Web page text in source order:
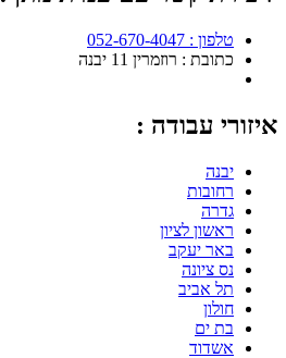
טלפון : 052-670-4047
כתובת : רוזמרין 11 יבנה
איזורי עבודה :
יבנה
רחובות
גדרה
ראשון לציון
באר יעקב
נס ציונה
תל אביב
חולון
בת ים
אשדוד